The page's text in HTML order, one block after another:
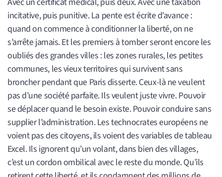
incitative, puis punitive. La pente est écrite d’avance :
quand on commence à conditionner la liberté, on ne
s’arrête jamais. Et les premiers à tomber seront encore les
oubliés des grandes villes : les zones rurales, les petites
communes, les vieux territoires qui survivent sans
broncher pendant que Paris disserte. Ceux-là ne veulent
pas d’une société parfaite. Ils veulent juste vivre. Pouvoir
se déplacer quand le besoin existe. Pouvoir conduire sans
supplier l’administration. Les technocrates européens ne
voient pas des citoyens, ils voient des variables de tableau
Excel. Ils ignorent qu’un volant, dans bien des villages,
c’est un cordon ombilical avec le reste du monde. Qu’ils